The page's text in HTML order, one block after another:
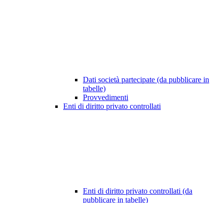
Dati società partecipate (da pubblicare in
tabelle)
Provvedimenti
Enti di diritto privato controllati
Enti di diritto privato controllati (da
pubblicare in tabelle)